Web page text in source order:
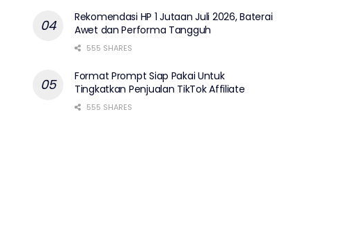
Rekomendasi HP 1 Jutaan Juli 2026, Baterai
Awet dan Performa Tangguh
555 SHARES
Format Prompt Siap Pakai Untuk
Tingkatkan Penjualan TikTok Affiliate
555 SHARES